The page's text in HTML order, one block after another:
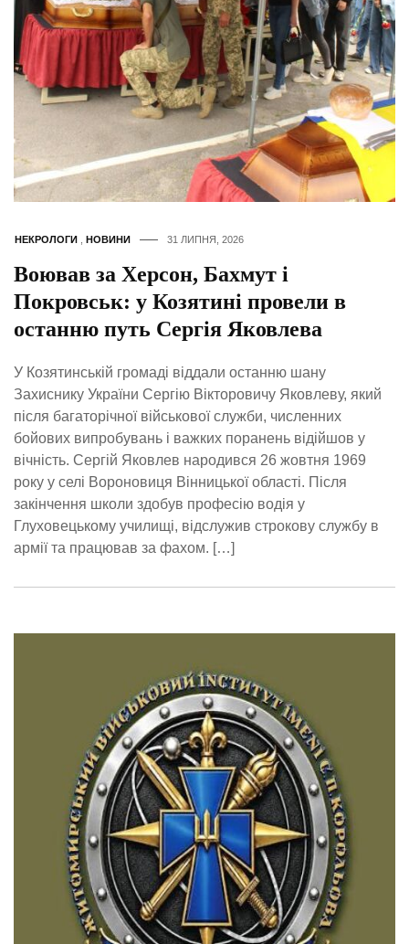
НЕКРОЛОГИ НОВИНИ 31 ЛИПНЯ, 2026
Воював за Херсон, Бахмут і
Покровськ: у Козятині провели в
останню путь Сергія Яковлева
У Козятинській громаді віддали останню шану
Захиснику України Сергію Вікторовичу Яковлеву, який
після багаторічної військової служби, численних
бойових випробувань і важких поранень відійшов у
вічність. Сергій Яковлев народився 26 жовтня 1969
року у селі Вороновиця Вінницької області. Після
закінчення школи здобув професію водія у
Глуховецькому училищі, відслужив строкову службу в
армії та працював за фахом. […]